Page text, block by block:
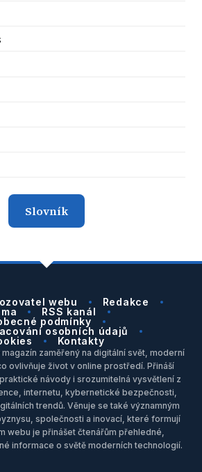
Slovník
webu
Redakce
RSS kanál
podmínky
osobních údajů
Kontakty
zaměřený na digitální svět, moderní
ovlivňuje život v online prostředí. Přináší
návody i srozumitelná vysvětlení z
internetu, kybernetické bezpečnosti,
trendů. Věnuje se také významným
společnosti a inovací, které formují
webu je přinášet čtenářům přehledné,
informace o světě moderních technologií.